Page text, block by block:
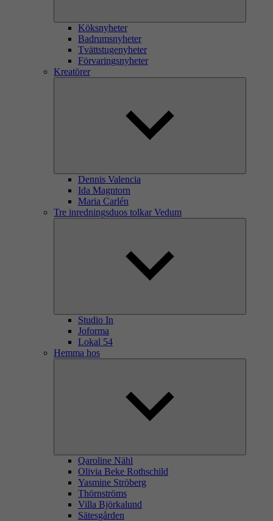
Köksnyheter
Badrumsnyheter
Tvättstugenyheter
Förvaringsnyheter
Kreatörer
Dennis Valencia
Ida Magntorn
Maria Carlén
Tre inredningsduos tolkar Vedum
Studio In
Joforma
Lokal 54
Hemma hos
Qaroline Nähl
Olivia Beke Rothschild
Yasmine Ströberg
Thörnströms
Villa Björkalund
Sätesgården